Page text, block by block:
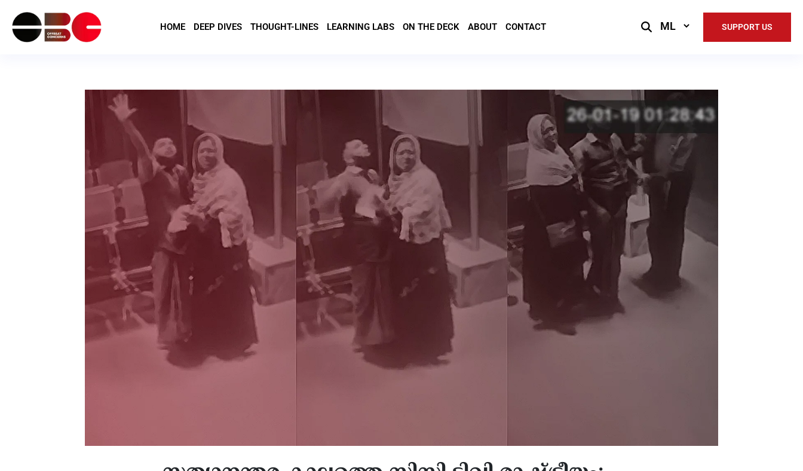
HOME DEEP DIVES THOUGHT-LINES LEARNING LABS ON THE DECK ABOUT CONTACT
Select
SUPPORT US